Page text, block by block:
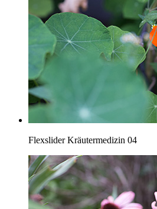
Flexslider Kräutermedizin 04